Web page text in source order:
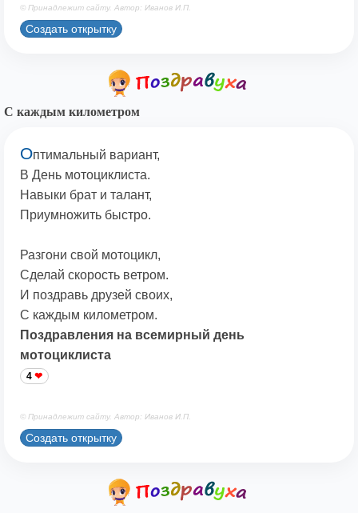
© Принадлежит сайту. Автор: Иванов И.П.
Создать открытку
С каждым километром
Оптимальный вариант,
В День мотоциклиста.
Навыки брат и талант,
Приумножить быстро.
Разгони свой мотоцикл,
Сделай скорость ветром.
И поздравь друзей своих,
С каждым километром.
Поздравления на всемирный день
мотоциклиста
4
© Принадлежит сайту. Автор: Иванов И.П.
Создать открытку